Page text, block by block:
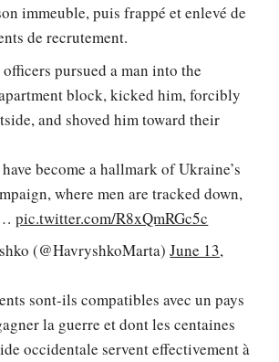
immeuble, puis frappé et enlevé de
de recrutement.
pursued a man into the
block, kicked him, forcibly
and shoved him toward their
become a hallmark of Ukraine’s
where men are tracked down,
pic.twitter.com/R8xQmRGc5c
(@HavryshkoMarta)June 13,
sont-ils compatibles avec un pays
la guerre et dont les centaines
occidentale servent effectivement à